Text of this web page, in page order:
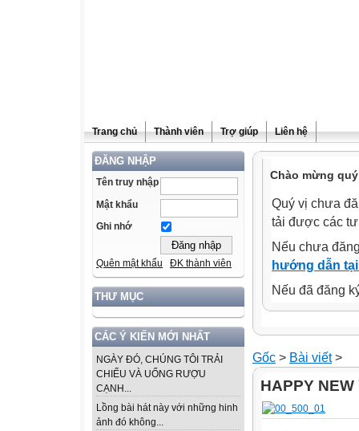
Trang chủ Thành viên Trợ giúp Liên hệ
ĐĂNG NHẬP
Tên truy nhập
Mật khẩu
Ghi nhớ
Quên mật khẩu ĐK thành viên
THƯ MỤC
CÁC Ý KIẾN MỚI NHẤT
NGÀY ĐÓ, CHÚNG TÔI TRẢI
CHIẾU VÀ UỐNG RƯỢU
CẠNH...
Lồng bài hát này với những hinh
ảnh đó không...
Chào mừng
Quý vị chưa
tải được các
Nếu chưa
hướng dẫn
Nếu đã đăng
Gốc > Bài viết>
HAPPY NEW